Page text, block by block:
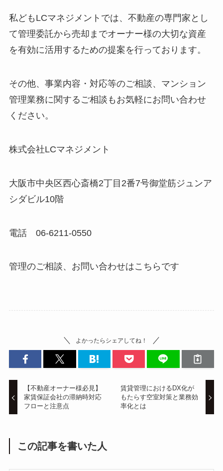
私どもLCマネジメントでは、不動産の専門家とし
て管理委託から売却までオーナー様の大切な資産
を有効に活用するための提案を行っております。
その他、事業内容・対応等のご相談、マンション
管理業務に関するご相談もお気軽にお問い合わせ
ください。
株式会社LCマネジメント
大阪市中央区西心斎橋2丁目2番7号御堂筋ジュンア
シダビル10階
電話 06-6211-0550
管理のご相談、お問い合わせはこちらです
よかったらシェアしてね！
【不動産オーナー様必見】
家賃保証会社の滞納時対応
フローと注意点
賃貸管理におけるDX化が
もたらす空室対策と業務効
率化とは
この記事を書いた人